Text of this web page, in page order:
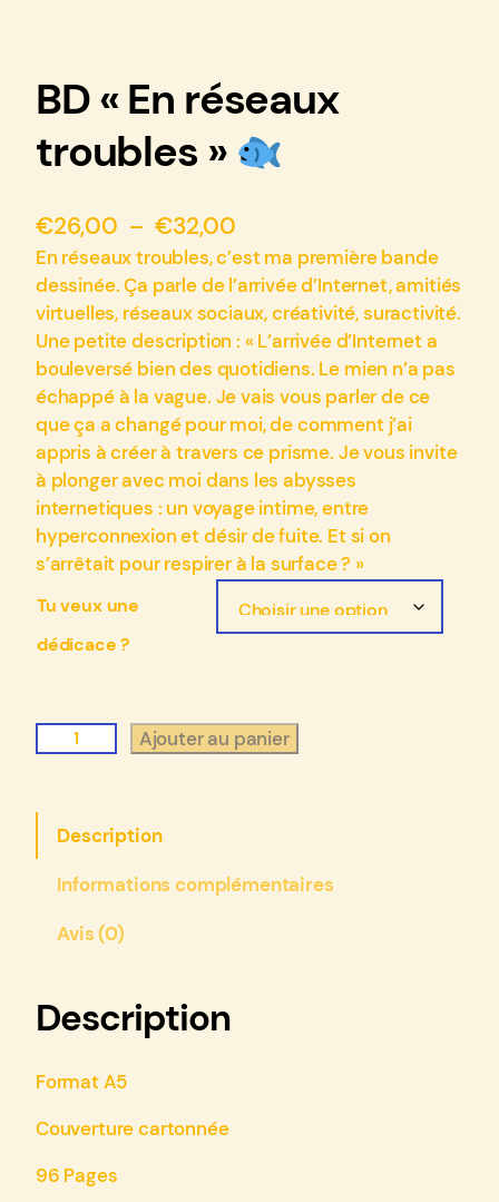
BD « En réseaux
troubles »
€26,00 – €32,00
l
a
g
e
d
e
p
r
i
x
:
6
à
En réseaux troubles, c’est ma première bande
dessinée. Ça parle de l’arrivée d’Internet, amitiés
virtuelles, réseaux sociaux, créativité, suractivité.
Une petite description : « L’arrivée d’Internet a
bouleversé bien des quotidiens. Le mien n’a pas
échappé à la vague. Je vais vous parler de ce
que ça a changé pour moi, de comment j’ai
appris à créer à travers ce prisme. Je vous invite
à plonger avec moi dans les abysses
internetiques : un voyage intime, entre
hyperconnexion et désir de fuite. Et si on
s’arrêtait pour respirer à la surface ? »
Tu veux une
dédicace ?
u
n
B
D
E
r
s
Ajouter au panier
Description
Informations complémentaires
Avis (0)
Description
Format A5
Couverture cartonnée
96 Pages